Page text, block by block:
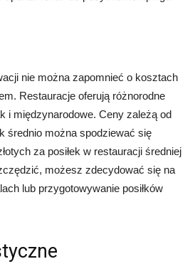
nie można zapomnieć o kosztach
Restauracje oferują różnorodne
i międzynarodowe. Ceny zależą od
średnio można spodziewać się
za posiłek w restauracji średniej
możesz zdecydować się na
lub przygotowywanie posiłków